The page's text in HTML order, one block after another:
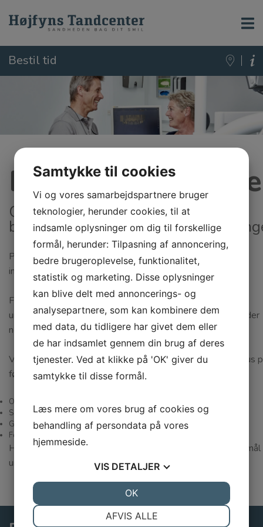
Bestil tid
Grundig undersøgelse og
behandlingsplan før større
På Højfyns Tandcenter lægger vi vægt på et højt
informationsniveau både før, under og efter din behandling.
Forud for enhver større behandling udfører vi en grundig
undersøgelse, hvorefter vi udarbejder en behandlingsplan, der
nøje beskriver behandlingen inkl. et prisoverslag.
Vores tandlæger udarbejder behandlingsplanerne med fokus
følgende områder:
Overblik
Sammenhæng
Grundighed
Forudsigelighed
Har du behov for yderligere information eller har du spørgsmål
under forløbet, så er vi altid glade for at hjælpe dig.
Samtykke til cookies
Vi og vores samarbejdspartnere bruger
teknologier, herunder cookies, til at
indsamle oplysninger om dig til forskellige
formål, herunder: Tilpasning af annoncering,
bedre brugeroplevelse, funktionalitet,
statistik og marketing. Disse oplysninger
kan blive delt med annoncerings- og
analysepartnere, som kan kombinere dem
med data, du tidligere har givet dem eller
de har indsamlet gennem din brug af deres
tjenester. Ved at klikke på 'OK' giver du
samtykke til disse formål.
Læs mere om vores brug af cookies og
behandling af persondata på vores
hjemmeside.
VIS DETALJER
AFVIS ALLE
OK